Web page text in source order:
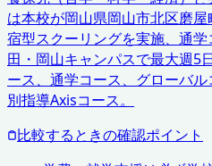
は本校が岡山県岡山市北区磨
宿型スクーリングを実施、通
田・岡山キャンパスで最大週5
ース、通学コース、グローバ
別指導Axisコース。
比較するときの確認ポイント